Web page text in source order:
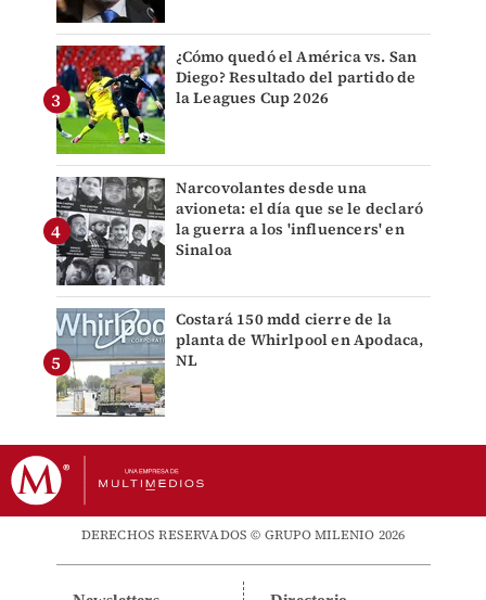
¿Cómo quedó el América vs. San
Diego? Resultado del partido de
la Leagues Cup 2026
Narcovolantes desde una
avioneta: el día que se le declaró
la guerra a los 'influencers' en
Sinaloa
Costará 150 mdd cierre de la
planta de Whirlpool en Apodaca,
NL
DERECHOS RESERVADOS © GRUPO MILENIO 2026